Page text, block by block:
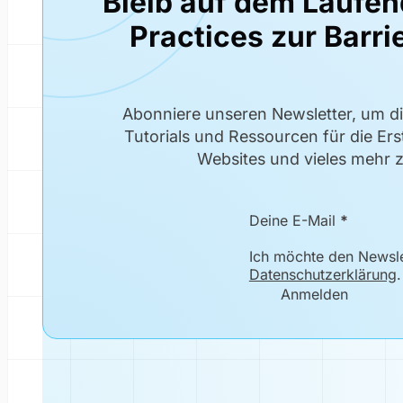
Practices zur
Abonniere unseren Newsletter, um
Tutorials und Ressourcen für die
Websites und vieles mehr
Deine E-Mail *
Ich möchte den
Datenschutzerklärung.
Anmelden